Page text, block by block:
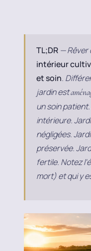
TL;DR — Rêver
intérieur
et soin.
jardin est
un soin
intérieure.
négligées.
préservée.
fertile. Notez
mort) et qui y